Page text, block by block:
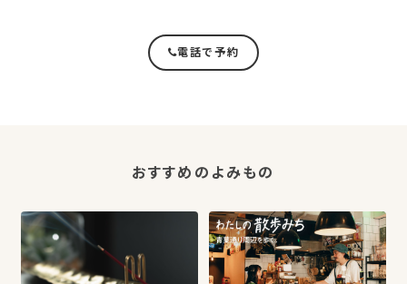
電話で予約
おすすめのよみもの